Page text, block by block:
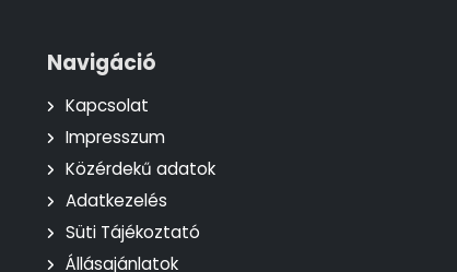
Navigáció
Kapcsolat
Impresszum
Közérdekű adatok
Adatkezelés
Süti Tájékoztató
Állásajánlatok